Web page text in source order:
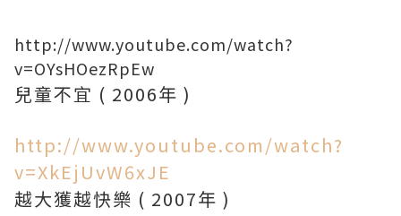
http://www.youtube.com/watch?
v=OYsHOezRpEw
兒童不宜 ( 2006年 )
http://www.youtube.com/watch?
v=XkEjUvW6xJE
越大獲越快樂 ( 2007年 )